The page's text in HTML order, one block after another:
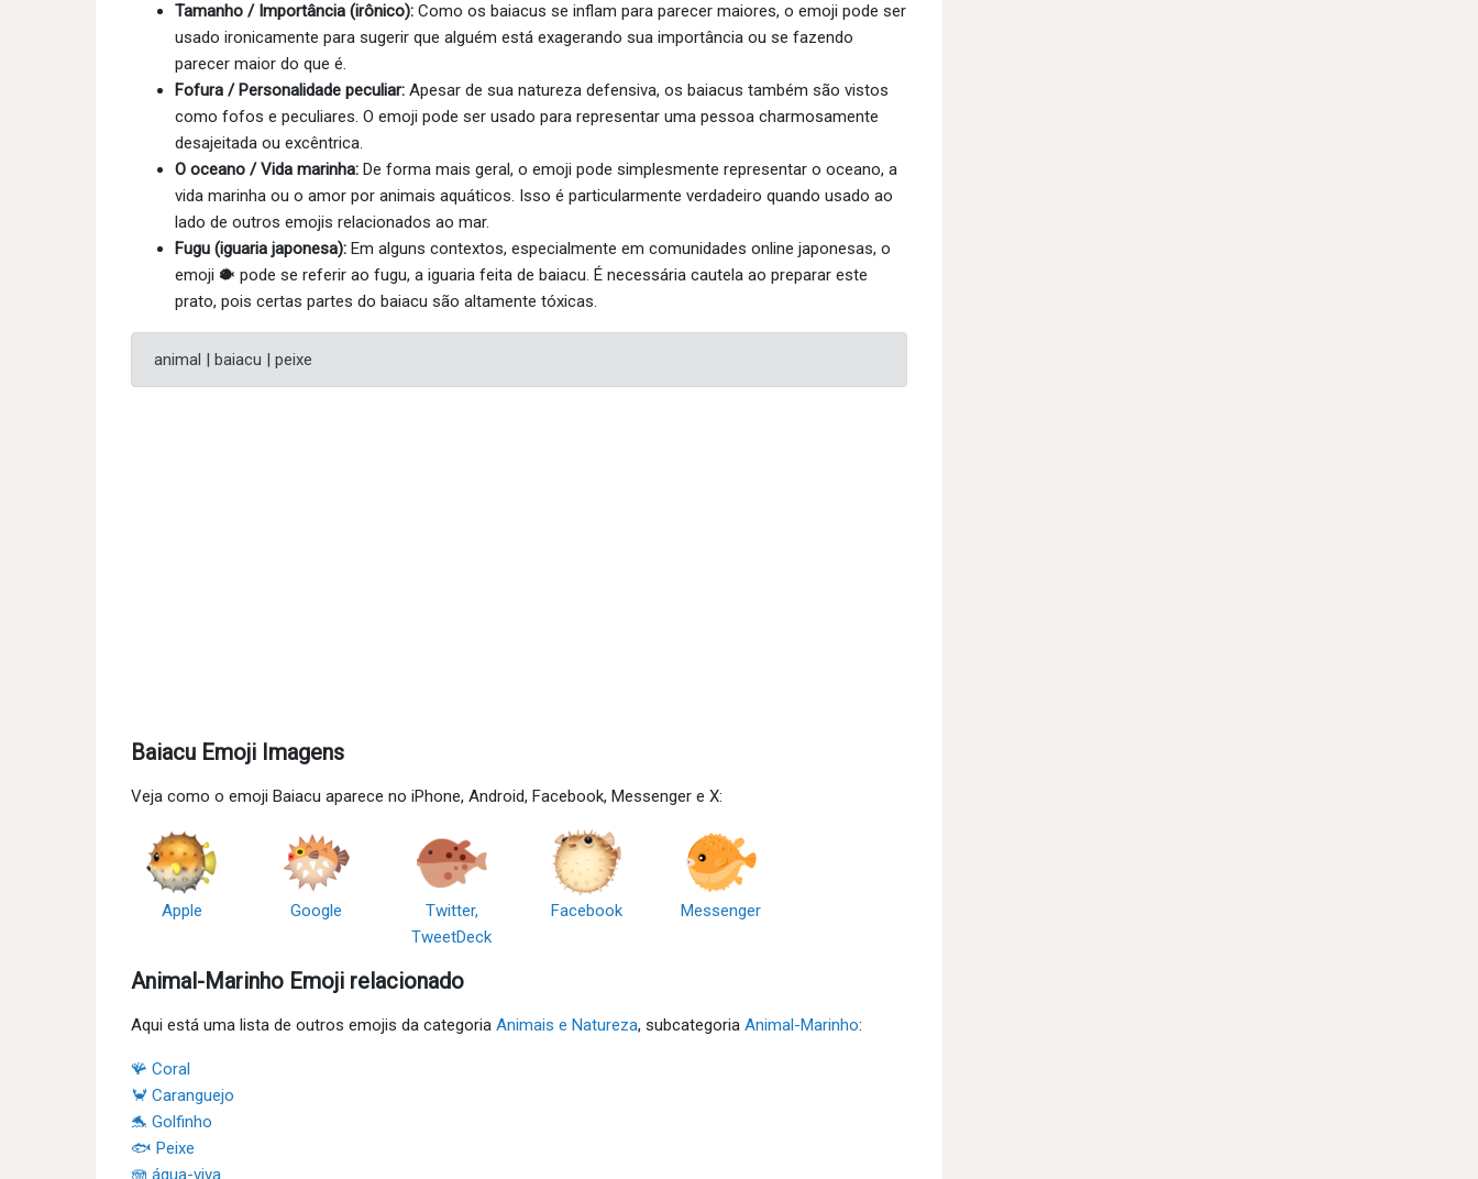
Tamanho / Importância (irônico): Como os baiacus se inflam para parecer maiores, o emoji pode ser
usado ironicamente para sugerir que alguém está exagerando sua importância ou se fazendo
parecer maior do que é.
Fofura / Personalidade peculiar: Apesar de sua natureza defensiva, os baiacus também são vistos
como fofos e peculiares. O emoji pode ser usado para representar uma pessoa charmosamente
desajeitada ou excêntrica.
O oceano / Vida marinha: De forma mais geral, o emoji pode simplesmente representar o oceano, a
vida marinha ou o amor por animais aquáticos. Isso é particularmente verdadeiro quando usado ao
lado de outros emojis relacionados ao mar.
Fugu (iguaria japonesa): Em alguns contextos, especialmente em comunidades online japonesas, o
emoji 🐡 pode se referir ao fugu, a iguaria feita de baiacu. É necessária cautela ao preparar este
prato, pois certas partes do baiacu são altamente tóxicas.
animal | baiacu | peixe
Baiacu Emoji Imagens
Veja como o emoji Baiacu aparece no iPhone, Android, Facebook, Messenger e X:
Apple Google
Twitter,
TweetDeck
Facebook Messenger
Animal-Marinho Emoji relacionado
Aqui está uma lista de outros emojis da categoria Animais e Natureza, subcategoria Animal-Marinho:
🪸 Coral
🦀 Caranguejo
🐬 Golfinho
🐟 Peixe
🪼 água-viva